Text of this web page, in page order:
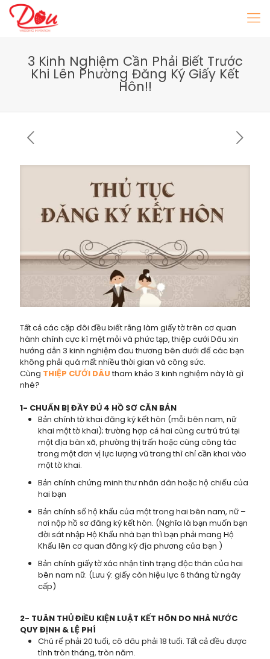
3 Kinh Nghiệm Cần Phải Biết Trước
Khi Lên Phường Đăng Ký Giấy Kết
Hôn!!
Tất cả các cặp đôi đều biết rằng làm giấy tờ trên cơ quan
hành chính cực kì mệt mỏi và phức tạp, thiệp cưới Dâu xin
hướng dẫn 3 kinh nghiệm đau thương bên dưới để các bạn
không phải quá mất nhiều thời gian và công sức.
Cùng THIỆP CƯỚI DÂUtham khảo 3 kinh nghiệm này là gì
nhé?
1- CHUẨN BỊ ĐẦY ĐỦ 4 HỒ SƠ CĂN BẢN
Bản chính tờ khai đăng ký kết hôn (mỗi bên nam, nữ
khai một tờ khai); trường hợp cả hai cùng cư trú trú tại
một địa bàn xã, phường thị trấn hoặc cùng công tác
trong một đơn vị lực lượng vũ trang thì chỉ cần khai vào
một tờ khai.
Bản chính chứng minh thư nhân dân hoặc hộ chiếu của
hai bạn
Bản chính sổ hộ khẩu của một trong hai bên nam, nữ –
nơi nộp hồ sơ đăng ký kết hôn. (Nghĩa là bạn muốn bạn
đời sát nhập Hộ Khẩu nhà bạn thì bạn phải mang Hộ
Khẩu lên cơ quan đăng ký địa phương của bạn )
Bản chính giấy tờ xác nhận tình trạng độc thân của hai
bên nam nữ. (Lưu ý: giấy còn hiệu lực 6 tháng từ ngày
cấp)
2- TUÂN THỦ ĐIỀU KIỆN LUẬT KẾT HÔN DO NHÀ NƯỚC
QUY ĐỊNH & LỆ PHÍ
Chú rể phải 20 tuổi, cô dâu phải 18 tuổi. Tất cả đều được
tình tròn tháng, tròn năm.